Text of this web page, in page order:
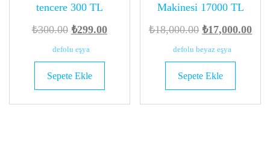
tencere 300 TL
₺300.00 Orijinal
fiyat:
₺300.00.
₺299.00Şu
defolu eşya
Sepete Ekle
Makinesi 17000 TL
₺18,000.00 Orijinal
fiyat:
₺18,000.00.
₺17,000.00Şu
defolu beyaz eşya
Sepete Ekle